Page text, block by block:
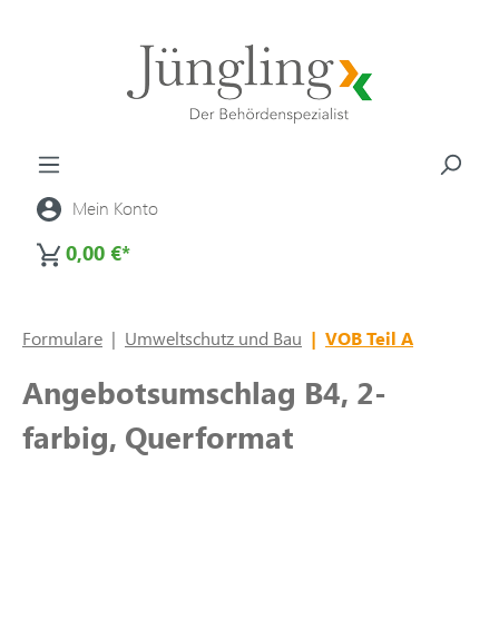
Mein Konto
0,00 €*
Formulare | Umweltschutz und Bau | VOB Teil A
Angebotsumschlag B4, 2-
farbig, Querformat